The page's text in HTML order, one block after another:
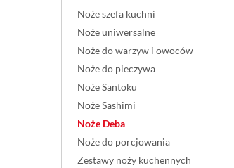
Noże szefa kuchni
Noże uniwersalne
Noże do warzyw i owoców
Noże do pieczywa
Noże Santoku
Noże Sashimi
Noże Deba
Noże do porcjowania
Zestawy noży kuchennych